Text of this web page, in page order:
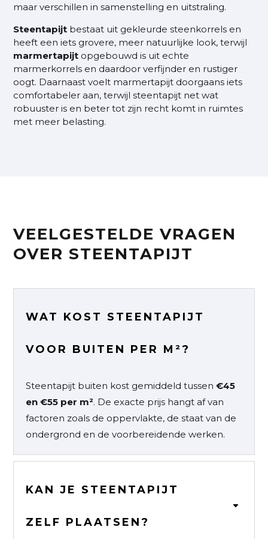
maar verschillen in samenstelling en uitstraling.
Steentapijt bestaat uit gekleurde steenkorrels en
heeft een iets grovere, meer natuurlijke look, terwijl
marmertapijt opgebouwd is uit echte
marmerkorrels en daardoor verfijnder en rustiger
oogt. Daarnaast voelt marmertapijt doorgaans iets
comfortabeler aan, terwijl steentapijt net wat
robuuster is en beter tot zijn recht komt in ruimtes
met meer belasting.
VEELGESTELDE VRAGEN
OVER STEENTAPIJT
WAT KOST STEENTAPIJT
VOOR BUITEN PER M²?
Steentapijt buiten kost gemiddeld tussen€45
en €55 per m². De exacte prijs hangt af van
factoren zoals de oppervlakte, de staat van de
ondergrond en de voorbereidende werken.
KAN JE STEENTAPIJT
ZELF PLAATSEN?